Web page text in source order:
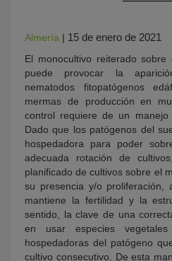
Almería | 15 de enero de 2021
El monocultivo reiterado
puede provocar la
nematodos fitopatógenos
mermas de producción en
control requiere de un manejo
Dado que los patógenos del
hospedadora para poder
adecuada rotación de
planificado de cultivos sobre el
su presencia y/o
mantiene la fertilidad y la
sentido, la clave de una
en usar especies
hospedadoras del patógeno
cultivo consecutivo. De esta